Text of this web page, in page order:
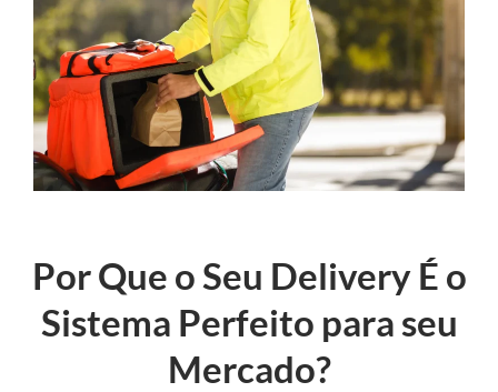
Por Que o Seu Delivery É o
Sistema Perfeito para seu
Mercado?